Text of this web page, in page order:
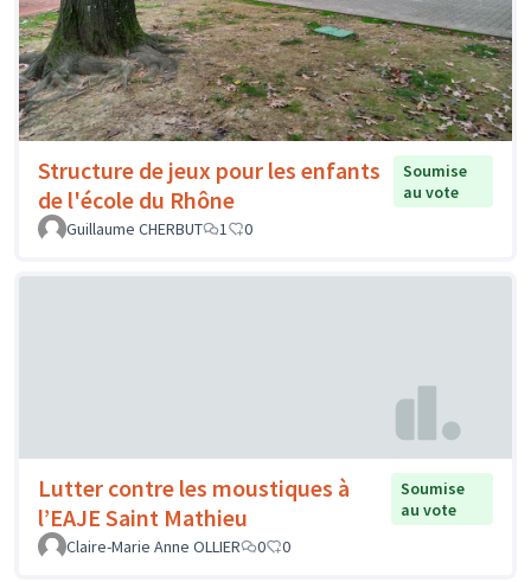
Structure de jeux pour les enfants
de l'école du Rhône
Soumise
au vote
Guillaume CHERBUT
1 0
Lutter contre les moustiques à
l’EAJE Saint Mathieu
Soumise
au vote
Claire-Marie Anne OLLIER
0 0